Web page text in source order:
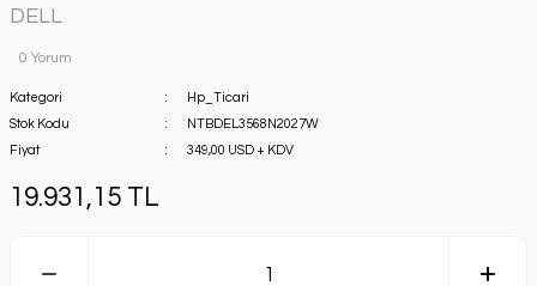
DELL
0 Yorum
Kategori
Hp_Ticari
Stok Kodu
NTBDEL3568N2027W
Fiyat
349,00 USD + KDV
19.931,15 TL